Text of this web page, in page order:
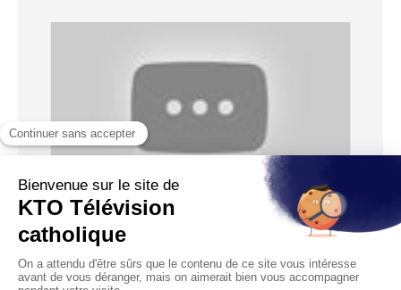
Les Trois maisons du Père Rodet
Diffusé le 18/10/2023
sud, les Nouvelles Hébrides, qui devient un état...